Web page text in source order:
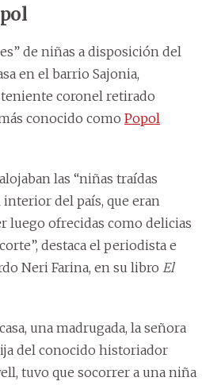
de niñas a disposición del
en el barrio Sajonia,
coronel retirado
conocido como Popol
las “niñas traídas
del país, que eran
luego ofrecidas como delicias
destaca el periodista e
Neri Farina, en su libro El
una madrugada, la señora
del conocido historiador
tuvo que socorrer a una niña